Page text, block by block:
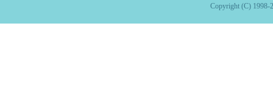
Copyright (C) 1998-